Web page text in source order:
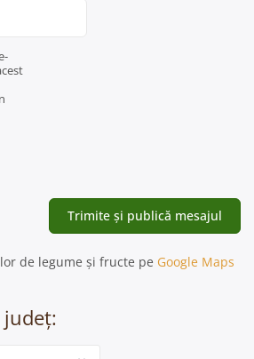
de legume și fructe pe Google Maps
județ: